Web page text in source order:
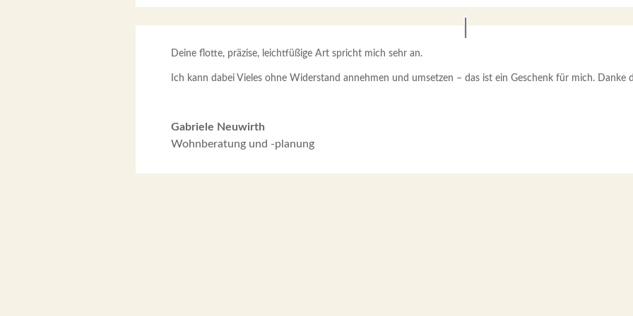
Deine flotte, präzise, leichtfüßige Art spricht mich sehr an.
Ich kann dabei Vieles ohne Widerstand annehmen und umsetzen – das ist ein Geschenk für mich. Danke
Gabriele Neuwirth
Wohnberatung und -planung